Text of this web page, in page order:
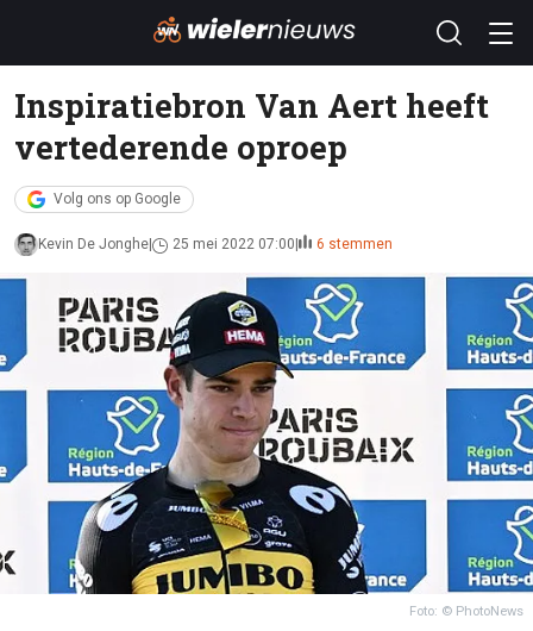
Inspiratiebron Van Aert heeft
vertederende oproep
Volg ons op Google
Kevin De Jonghe 25 mei 2022 07:00 6 stemmen
Foto: © PhotoNews